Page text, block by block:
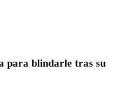
para blindarle tras su